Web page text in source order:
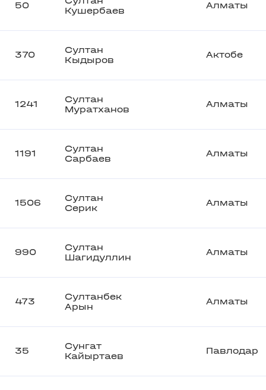
50
Кушербаев
Алматы
370
Султан
Кыдыров
Актобе
1241
Султан
Муратханов
Алматы
1191
Султан
Сарбаев
Алматы
1506
Султан
Серик
Алматы
990
Султан
Шагидуллин
Алматы
473
Султанбек
Арын
Алматы
35
Сунгат
Кайыртаев
Павлодар